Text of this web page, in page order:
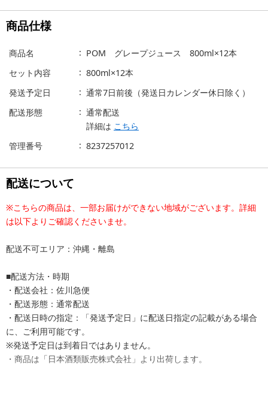
商品仕様
商品名
POM グレープジュース 800ml×12本
セット内容
800ml×12本
発送予定日
通常7日前後（発送日カレンダー休日除く）
配送形態
通常配送
詳細は こちら
管理番号
8237257012
配送について
※こちらの商品は、一部お届けができない地域がございます。詳細
は以下よりご確認くださいませ。
配送不可エリア：沖縄・離島
■配送方法・時期
・配送会社：佐川急便
・配送形態：通常配送
・配送日時の指定：「発送予定日」に配送日指定の記載がある場合
に、ご利用可能です。
※発送予定日は到着日ではありません。
・商品は「日本酒類販売株式会社」より出荷します。